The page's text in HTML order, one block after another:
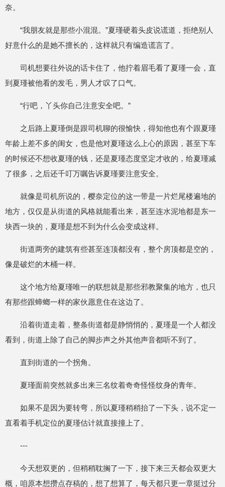
奈。
“我朋友就是那些小混混。”夏瑾硬着头皮说谎道，拒绝别人
好意什么的是她不擅长的，这样就只有编造谎言了。
司机想要往外说的话卡住了，他拧着眉毛看了夏瑾一会，直
到夏瑾被他看的发毛，男人才叹了口气。
“行吧，丫头你自己注意安全吧。”
之后路上夏瑾倒是跟司机聊的很愉快，得知他也有个跟夏瑾
年龄上差不多的闺女，也是他对夏瑾这么上心的原因，甚至下车
的时候还不想收夏瑾的钱，还是夏瑾态度坚定才收的，给夏瑾减
了很多，之后还千叮万嘱告诉夏瑾要注意安全。
就像是司机所说的，樱奈定位的这一带是一片烂尾楼遍地的
地方，仅仅是从街道的风格就能看出来，甚至连水泥地都是东一
块西一块的，夏瑾是想不到为什么会变成这样。
街道两旁的建筑有些甚至连顶都没有，整个房顶都是空的，
像是破烂的木桶一样。
这个地方给夏瑾唯一的联想就是那些邪教聚集的地方，也只
有那些跟蟑螂一样的家伙愿意住在这边了。
沿着街道走着，整条街道都是静悄悄的，夏瑾是一个人都没
看到，街道上除了自己的脚步声之外其他声音都听不到了。
直到街道的一个拐角。
夏瑾面前突然就多出来三名纹着奇奇怪怪纹身的青年。
如果不是因为要转弯，所以夏瑾稍稍抬了一下头，说不定一
直看着手机定位的夏瑾估计就直接撞上了。
---
今天想双更的，但稍稍耽搁了一下，接下来三天都会双更大
概，咱原本想攒点存稿的，想了想算了，每天都只更一章挺过分